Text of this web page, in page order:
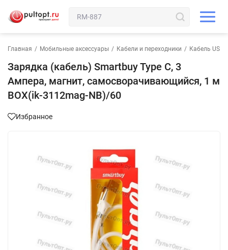
Главная / Мобильные аксессуары / Кабели и переходники / Кабель USB-
Зарядка (кабель) Smartbuy Type C, 3
Ампера, магнит, самосворачивающийся, 1 м
BOX(ik-3112mag-NB)/60
Избранное